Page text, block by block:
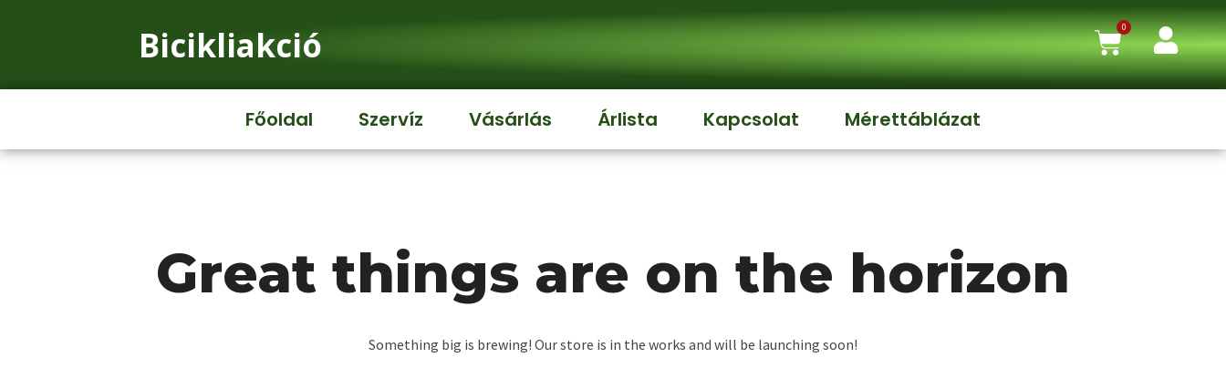
Bicikliakció 0
Főoldal Szervíz Vásárlás Árlista Kapcsolat Mérettáblázat
Great things are on the horizon
Something big is brewing! Our store is in the works and will be launching soon!